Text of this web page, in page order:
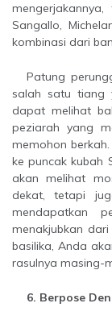
Sangallo,
kombinasi dari
Patung perunggu Peter berdiri di dalam basilika di dasar
salah satu tiang
dapat melihat
peziarah yang
memohon
ke puncak kubah
akan melihat
dekat, tetapi
mendapatkan
menakjubkan
basilika, Anda
rasulnya masing-
6. Berpose